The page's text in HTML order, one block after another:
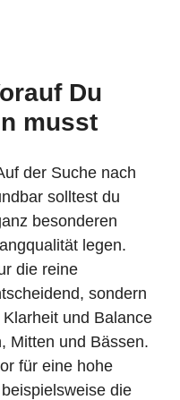
Du
musst
der Suche nach
solltest du
besonderen
legen.
die reine
sondern
und Balance
Mitten und Bässen.
für eine hohe
die